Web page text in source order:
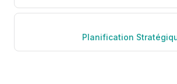
Planification